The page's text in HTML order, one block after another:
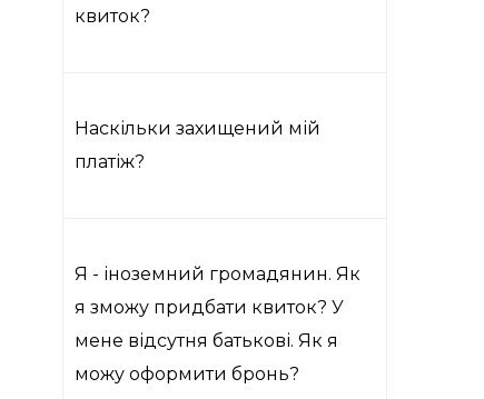
квиток?
Наскільки захищений мій
платіж?
Я - іноземний громадянин. Як
я зможу придбати квиток? У
мене відсутня батькові. Як я
можу оформити бронь?